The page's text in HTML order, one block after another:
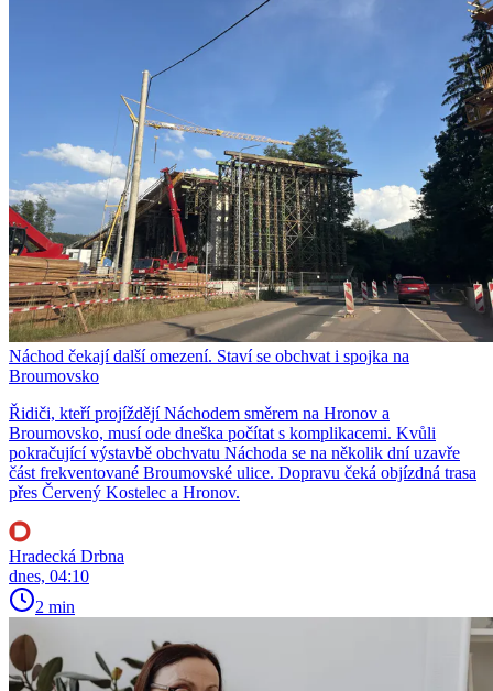
Náchod čekají další omezení. Staví se obchvat i spojka na
Broumovsko
Řidiči, kteří projíždějí Náchodem směrem na Hronov a
Broumovsko, musí ode dneška počítat s komplikacemi. Kvůli
pokračující výstavbě obchvatu Náchoda se na několik dní uzavře
část frekventované Broumovské ulice. Dopravu čeká objízdná trasa
přes Červený Kostelec a Hronov.
Hradecká Drbna
dnes, 04:10
2 min